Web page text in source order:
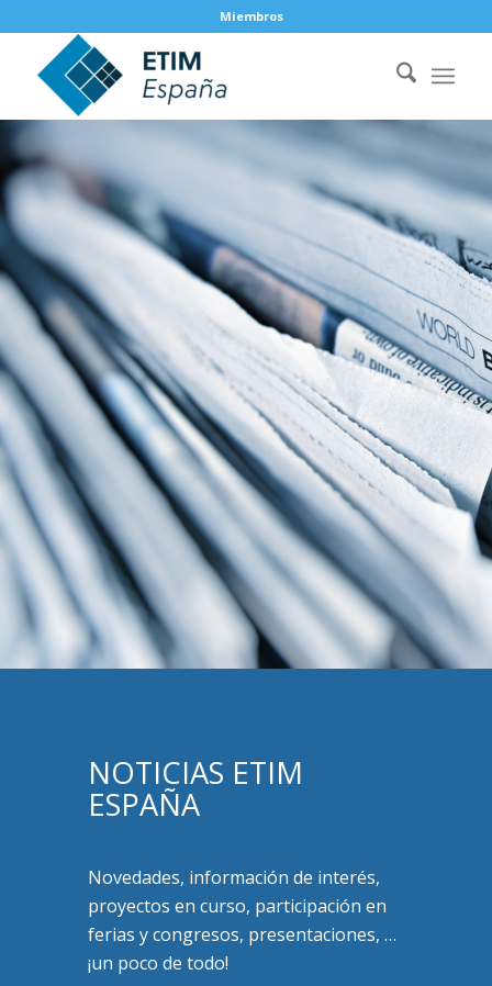
Miembros
NOTICIAS ETIM
ESPAÑA
Novedades, información de interés,
proyectos en curso, participación en
ferias y congresos, presentaciones, …
¡un poco de todo!